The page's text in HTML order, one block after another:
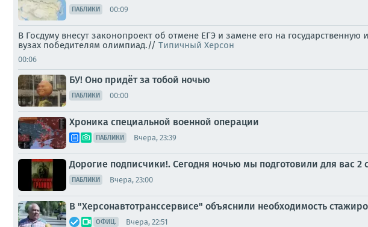
ПАБЛИКИ 00:09
В Госдуму внесут законопроект об отмене ЕГЭ и замене его на
вузах победителям олимпиад.// Типичный Херсон
00:06
БУ! Оно придёт за тобой ночью
ПАБЛИКИ 00:00
Хроника специальной военной операции
ПАБЛИКИ Вчера, 23:39
Дорогие подписчики!. Сегодня ночью мы подготовили для вас
ПАБЛИКИ Вчера, 23:00
В "Херсонавтотранссервисе" объяснили необходимость
ОФИЦ. Вчера, 22:51